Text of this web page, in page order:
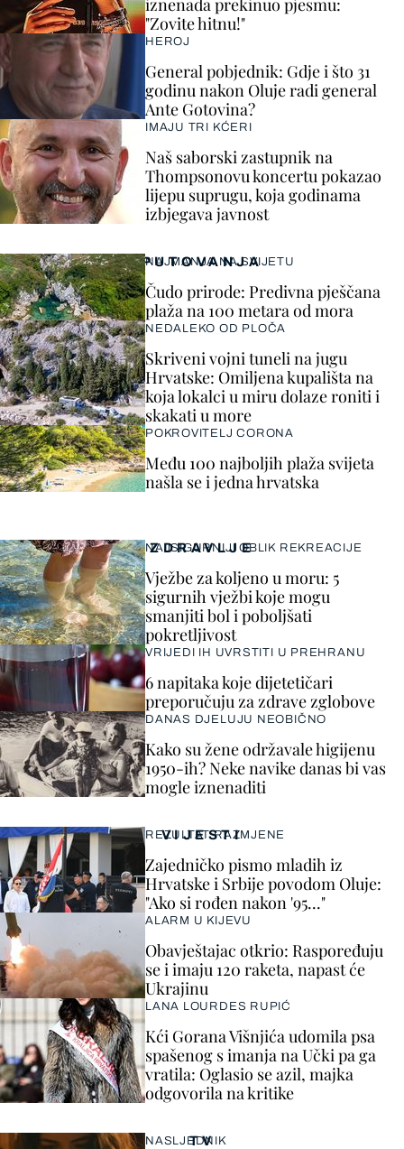
VIJESTI
REZULTAT RAZMJENE
Zajedničko pismo mladih iz
Hrvatske i Srbije povodom Oluje:
"Ako si rođen nakon '95..."
ALARM U KIJEVU
Obavještajac otkrio: Raspoređuju
se i imaju 120 raketa, napast će
Ukrajinu
LANA LOURDES RUPIĆ
Kći Gorana Višnjića udomila psa
spašenog s imanja na Učki pa ga
vratila: Oglasio se azil, majka
odgovorila na kritike
iznenada prekinuo pjesmu:
"Zovite hitnu!"
HEROJ
General pobjednik: Gdje i što 31
godinu nakon Oluje radi general
Ante Gotovina?
IMAJU TRI KĆERI
Naš saborski zastupnik na
Thompsonovu koncertu pokazao
lijepu suprugu, koja godinama
izbjegava javnost
ZDRAVLJE
NAJSIGURNIJI OBLIK REKREACIJE
Vježbe za koljeno u moru: 5
sigurnih vježbi koje mogu
smanjiti bol i poboljšati
pokretljivost
VRIJEDI IH UVRSTITI U PREHRANU
6 napitaka koje dijetetičari
preporučuju za zdrave zglobove
DANAS DJELUJU NEOBIČNO
Kako su žene održavale higijenu
1950-ih? Neke navike danas bi vas
mogle iznenaditi
TV
NASLJEDNIK
PUTOVANJA
NAJMANJA NA SVIJETU
Čudo prirode: Predivna pješčana
plaža na 100 metara od mora
NEDALEKO OD PLOČA
Skriveni vojni tuneli na jugu
Hrvatske: Omiljena kupališta na
koja lokalci u miru dolaze roniti i
skakati u more
POKROVITELJ CORONA
Među 100 najboljih plaža svijeta
našla se i jedna hrvatska